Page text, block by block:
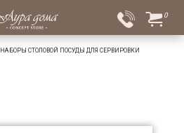
0
НАБОРЫ СТОЛОВОЙ ПОСУДЫ ДЛЯ СЕРВИРОВКИ